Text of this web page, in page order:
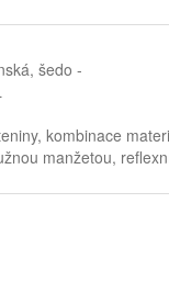
šedo -
kombinace
manžetou,